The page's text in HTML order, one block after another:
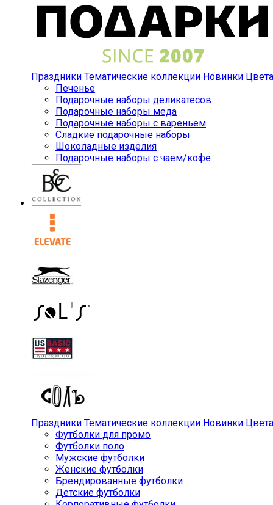
Праздники Тематические коллекции Новинки Цвета
Печенье
Подарочные наборы деликатесов
Подарочные наборы меда
Подарочные наборы с вареньем
Сладкие подарочные наборы
Шоколадные изделия
Подарочные наборы с чаем/кофе
Праздники Тематические коллекции Новинки Цвета
Футболки для промо
Футболки поло
Мужские футболки
Женские футболки
Брендированные футболки
Детские футболки